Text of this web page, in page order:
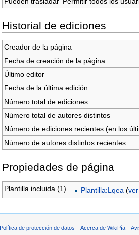
Historial de ediciones
Creador de la página
Fecha de creación de la página
Último editor
Fecha de la última edición
Número total de ediciones
Número total de autores distintos
Número de ediciones recientes (en los
Número de autores distintos recientes
Propiedades de página
Plantilla incluida (1) Plantilla:Lqea (
Política de protección de datos Acerca de WikiPía